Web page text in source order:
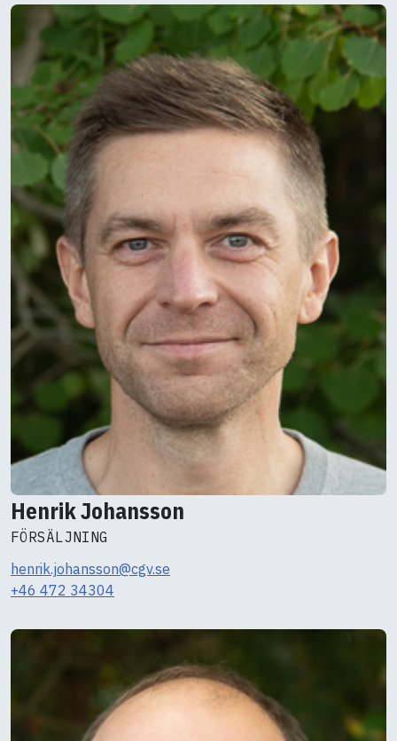
Henrik Johansson
FÖRSÄLJNING
henrik.johansson@cgv.se
+46 472 34304